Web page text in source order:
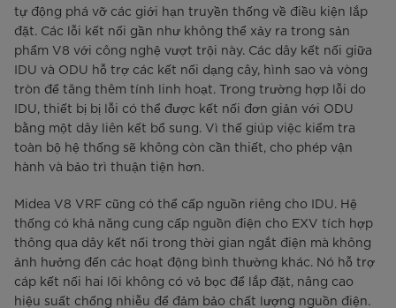
tự động phá vỡ các giới hạn truyền thống về điều kiện lắp
đặt. Các lỗi kết nối gần như không thể xảy ra trong sản
phẩm V8 với công nghệ vượt trội này. Các dây kết nối giữa
IDU và ODU hỗ trợ các kết nối dạng cây, hình sao và vòng
tròn để tăng thêm tính linh hoạt. Trong trường hợp lỗi do
IDU, thiết bị bị lỗi có thể được kết nối đơn giản với ODU
bằng một dây liên kết bổ sung. Vì thế giúp việc kiểm tra
toàn bộ hệ thống sẽ không còn cần thiết, cho phép vận
hành và bảo trì thuận tiện hơn.
Midea V8 VRF cũng có thể cấp nguồn riêng cho IDU. Hệ
thống có khả năng cung cấp nguồn điện cho EXV tích hợp
thông qua dây kết nối trong thời gian ngắt điện mà không
ảnh hưởng đến các hoạt động bình thường khác. Nó hỗ trợ
cáp kết nối hai lõi không có vỏ bọc để lắp đặt, nâng cao
hiệu suất chống nhiễu để đảm bảo chất lượng nguồn điện.